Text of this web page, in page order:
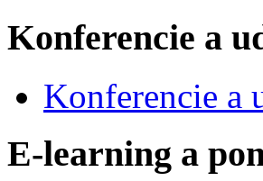
Konferencie a
Konferencie a
E-learning a